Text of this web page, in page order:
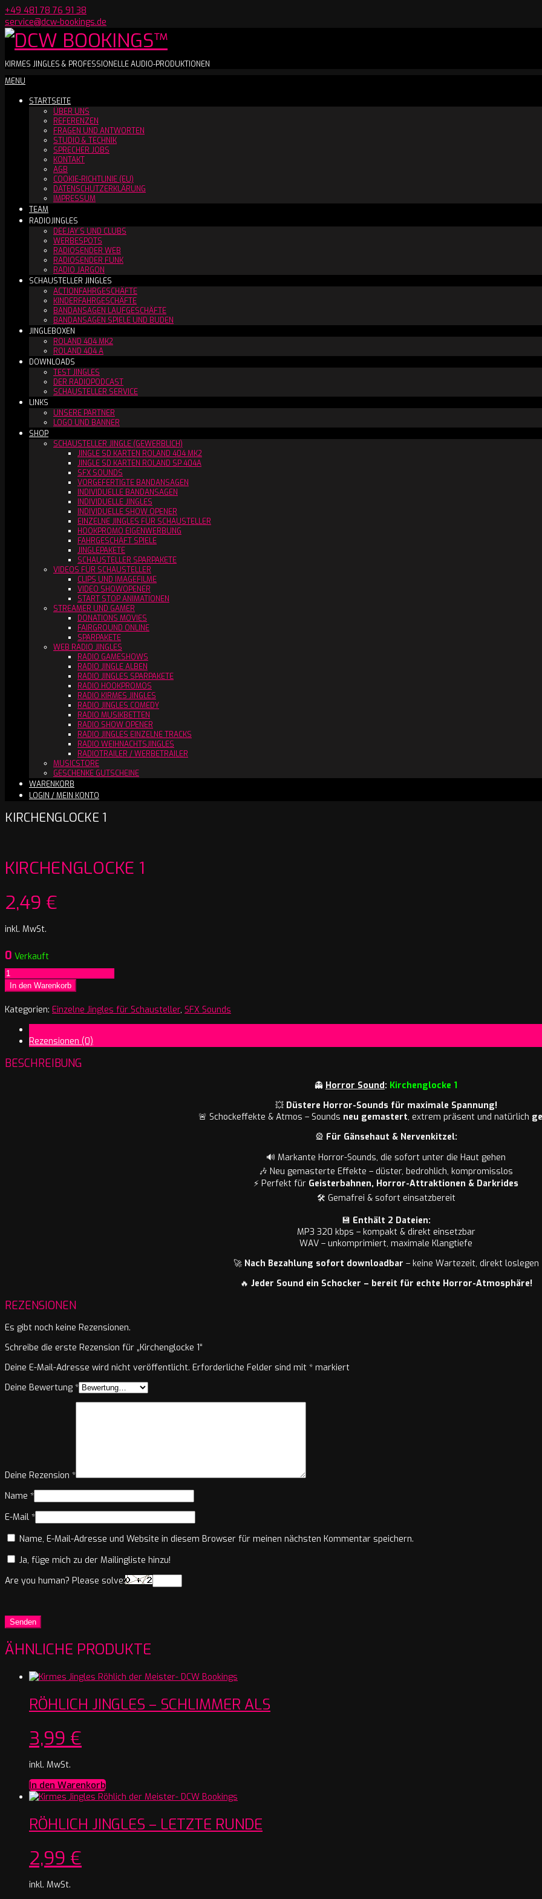
Skip
to
content
+49 481 78 76 91 38
service@dcw-bookings.de
DCW
BOOKINGS™
KIRMES JINGLES & PROFESSIONELLE AUDIO-PRODUKTIONEN
Secondary
Menu
MENU
STARTSEITE
ÜBER UNS
REFERENZEN
FRAGEN UND ANTWORTEN
STUDIO & TECHNIK
SPRECHER JOBS
KONTAKT
AGB
COOKIE-RICHTLINIE (EU)
DATENSCHUTZERKLÄRUNG
IMPRESSUM
TEAM
RADIOJINGLES
DEEJAY´S UND CLUBS
WERBESPOTS
RADIOSENDER WEB
RADIOSENDER FUNK
RADIO JARGON
SCHAUSTELLER JINGLES
ACTIONFAHRGESCHÄFTE
KINDERFAHRGESCHÄFTE
BANDANSAGEN LAUFGESCHÄFTE
BANDANSAGEN SPIELE UND BUDEN
JINGLEBOXEN
ROLAND 404 MK2
ROLAND 404 A
DOWNLOADS
TEST JINGLES
DER RADIOPODCAST
SCHAUSTELLER SERVICE
LINKS
UNSERE PARTNER
LOGO UND BANNER
SHOP
SCHAUSTELLER JINGLE (GEWERBLICH)
JINGLE SD KARTEN ROLAND 404 MK2
JINGLE SD KARTEN ROLAND SP 404A
SFX SOUNDS
VORGEFERTIGTE BANDANSAGEN
INDIVIDUELLE BANDANSAGEN
INDIVIDUELLE JINGLES
INDIVIDUELLE SHOW OPENER
EINZELNE JINGLES FÜR SCHAUSTELLER
HOOKPROMO EIGENWERBUNG
FAHRGESCHÄFT SPIELE
JINGLEPAKETE
SCHAUSTELLER SPARPAKETE
VIDEOS FÜR SCHAUSTELLER
CLIPS UND IMAGEFILME
VIDEO SHOWOPENER
START STOP ANIMATIONEN
STREAMER UND GAMER
DONATIONS MOVIES
FAIRGROUND ONLINE
SPARPAKETE
WEB RADIO JINGLES
RADIO GAMESHOWS
RADIO JINGLE ALBEN
RADIO JINGLES SPARPAKETE
RADIO HOOKPROMOS
RADIO KIRMES JINGLES
RADIO JINGLES COMEDY
RADIO MUSIKBETTEN
RADIO SHOW OPENER
RADIO JINGLES EINZELNE TRACKS
RADIO WEIHNACHTSJINGLES
RADIOTRAILER / WERBETRAILER
MUSICSTORE
GESCHENKE GUTSCHEINE
WARENKORB
LOGIN / MEIN KONTO
KIRCHENGLOCKE 1
KIRCHENGLOCKE 1
2,49 €
inkl. MwSt.
0 Verkauft
Kirchenglocke
Menge
In den Warenkorb
Kategorien: Einzelne Jingles für Schausteller, SFX Sounds
Rezensionen (0)
BESCHREIBUNG
👻 Horror Sound: Kirchenglocke 1
💥 Düstere Horror-Sounds für maximale Spannung!
🚨 Schockeffekte & Atmos – Sounds neu gemastert, extrem präsent und natürlich
🎡 Für Gänsehaut & Nervenkitzel:
🔊 Markante Horror-Sounds, die sofort unter die Haut gehen
🎶 Neu gemasterte Effekte – düster, bedrohlich, kompromisslos
⚡ Perfekt für Geisterbahnen, Horror-Attraktionen & Darkrides
🛠️ Gemafrei & sofort einsatzbereit
💾 Enthält 2 Dateien:
MP3 320 kbps – kompakt & direkt einsetzbar
WAV – unkomprimiert, maximale Klangtiefe
🚀 Nach Bezahlung sofort downloadbar – keine Wartezeit, direkt loslegen
🔥 Jeder Sound ein Schocker – bereit für echte Horror-Atmosphäre!
REZENSIONEN
Es gibt noch keine Rezensionen.
Schreibe die erste Rezension für „Kirchenglocke 1“
Deine E-Mail-Adresse wird nicht veröffentlicht. Erforderliche Felder sind mit * markiert
Deine Bewertung *
Deine Rezension *
Name *
E-Mail *
Name, E-Mail-Adresse und Website in diesem Browser für meinen nächsten Kommentar speichern.
Ja, füge mich zu der Mailingliste hinzu!
Are you human? Please solve:
ÄHNLICHE PRODUKTE
RÖHLICH JINGLES – SCHLIMMER ALS
3,99 €
inkl. MwSt.
In den Warenkorb
RÖHLICH JINGLES – LETZTE RUNDE
2,99 €
inkl. MwSt.